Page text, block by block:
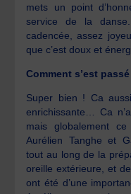
mets un point
service de la
cadencée, assez
que c’est doux et
Comment s’est
Super bien ! Ca
enrichissante… Ca
mais globalement
Aurélien Tanghe et
tout au long de la
oreille extérieure, et
ont été d’une